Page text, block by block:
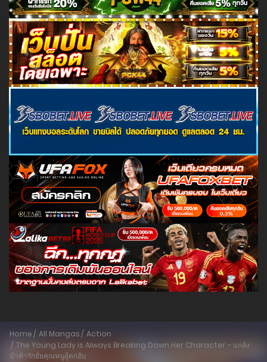
Home All Mangas
Action
The Young Lady is Always Breaking Down Her Character – แกล้ง
บ้าท้ารักยัยคุณหนูผู้ตกอับ